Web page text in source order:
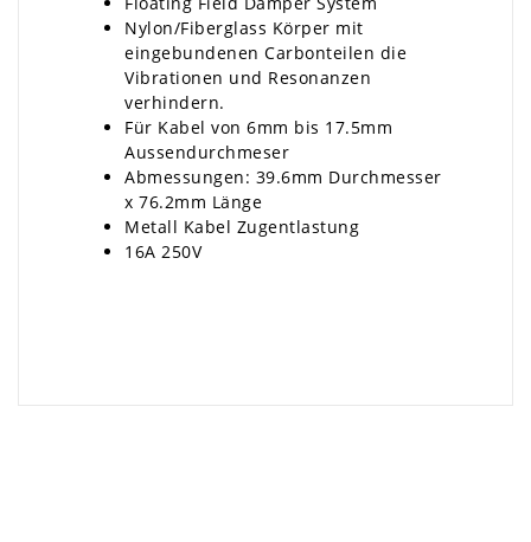
Nylon/Fiberglass Körper mit
eingebundenen Carbonteilen die
Vibrationen und Resonanzen
verhindern.
Für Kabel von 6mm bis 17.5mm
Aussendurchmeser
Abmessungen: 39.6mm Durchmesser
x 76.2mm Länge
Metall Kabel Zugentlastung
16A 250V